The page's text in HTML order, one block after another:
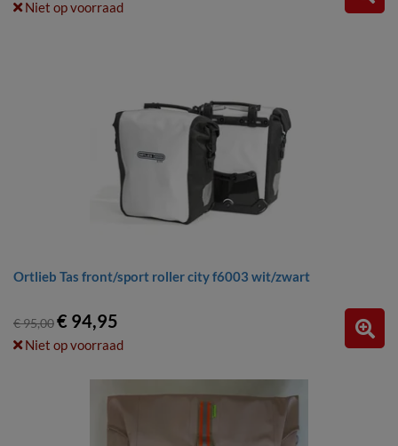
Niet op voorraad
Ortlieb Tas front/sport roller city f6003 wit/zwart
€ 95,00€ 94,95
Niet op voorraad